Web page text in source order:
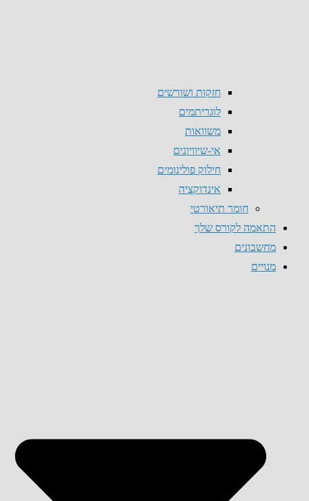
חזקות ושורשים
לוגריתמים
משוואות
אי-שיוויונים
חילוק פולינומים
אינדוקציה
חומר תיאורטי
התאמה לקורס שלך
מחשבונים
מנויים